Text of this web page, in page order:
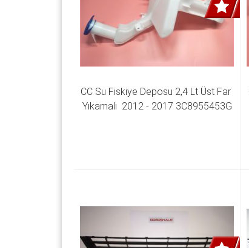
CC Su Fiskiye Deposu 2,4 Lt Üst Far
Yıkamalı  2012 - 2017 3C8955453G